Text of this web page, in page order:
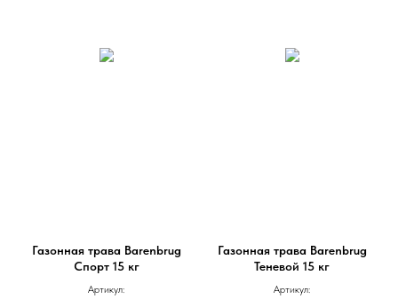
Газонная трава Barenbrug
Спорт 15 кг
Артикул:
Газонная трава Barenbrug
Теневой 15 кг
Артикул: